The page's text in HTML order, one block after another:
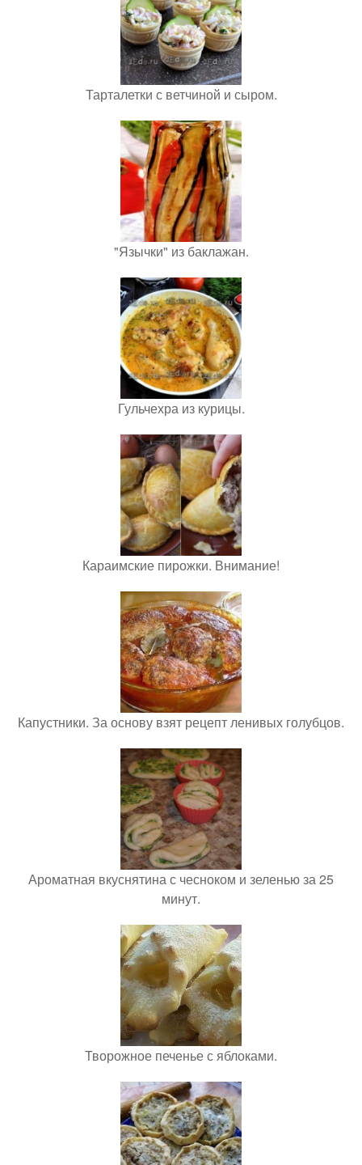
Тарталетки с ветчиной и сыром.
"Язычки" из баклажан.
Гульчехра из курицы.
Караимские пирожки. Внимание!
Капустники. За основу взят рецепт ленивых голубцов.
Ароматная вкуснятина с чесноком и зеленью за 25
минут.
Творожное печенье с яблоками.